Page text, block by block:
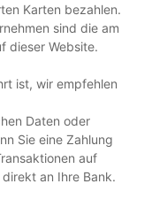
Karten bezahlen.
sind die am
dieser Website.
ist, wir empfehlen
Daten oder
Sie eine Zahlung
auf
an Ihre Bank.